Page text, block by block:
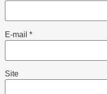
E-mail *
Site